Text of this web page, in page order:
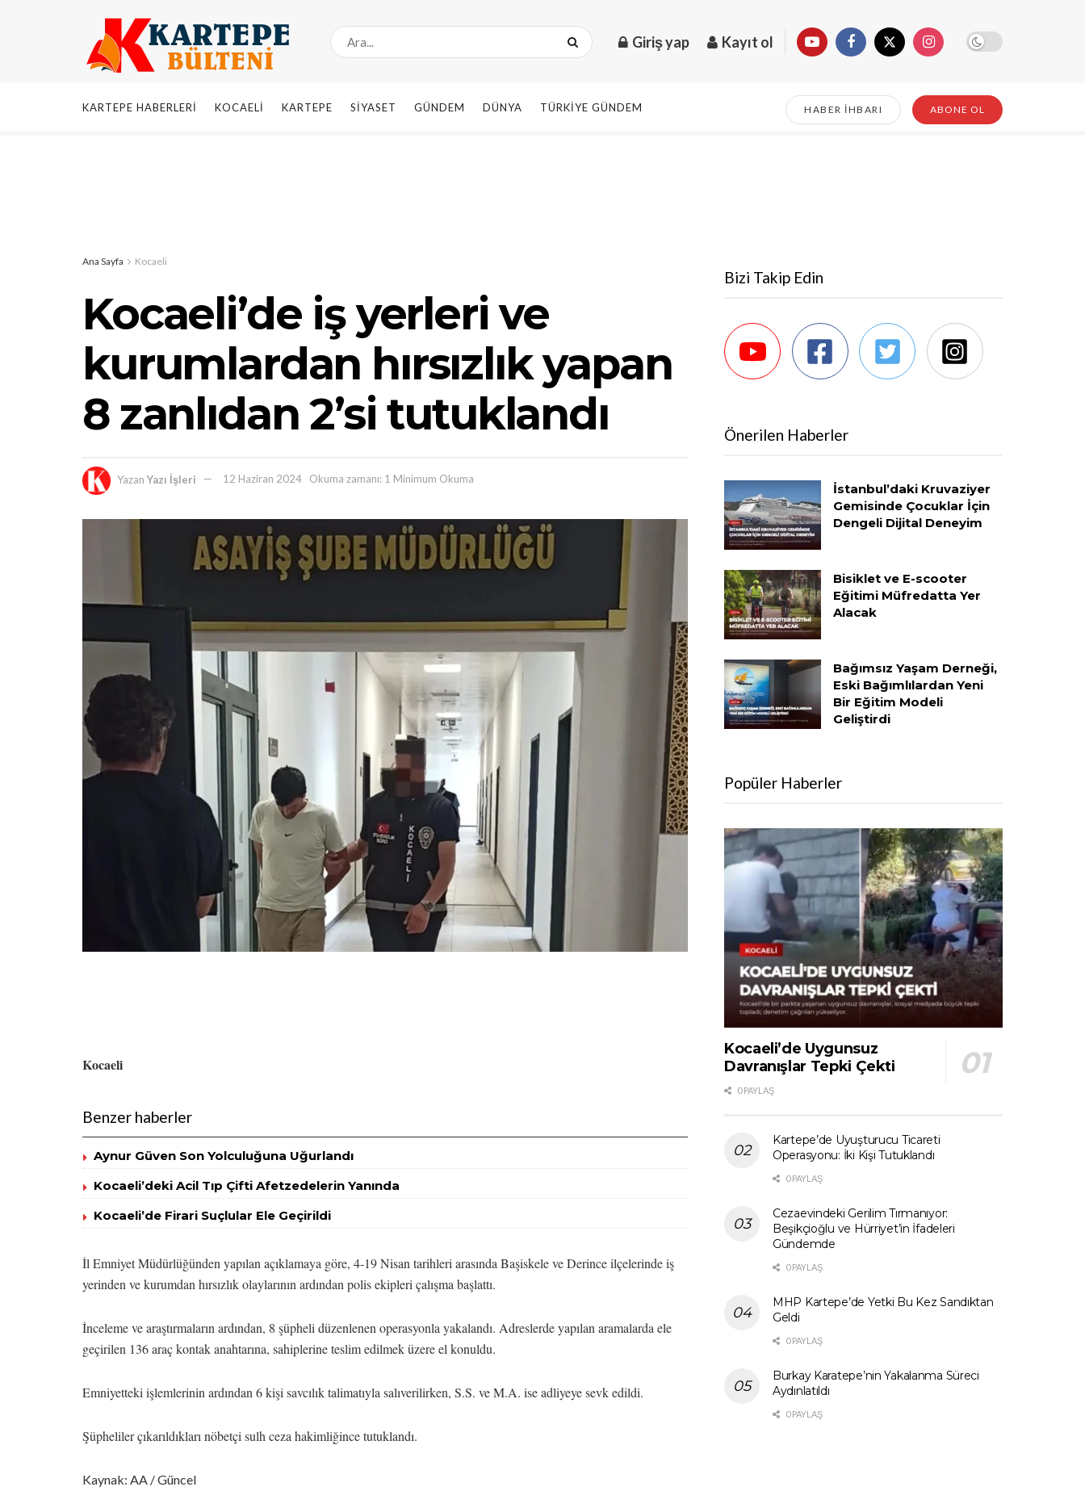
Giriş yap Kayıt ol
KARTEPE HABERLERI KOCAELI KARTEPE SIYASET GÜNDEM DÜNYA TÜRKIYE GÜNDEM HABER İHBARI ABONE OL
Ana Sayfa Kocaeli
Kocaeli’de iş yerleri ve
kurumlardan hırsızlık yapan
8 zanlıdan 2’si tutuklandı
Yazan Yazı İşleri 12 Haziran 2024 Okuma zamanı: 1 Minimum Okuma
Kocaeli
Benzer haberler
Aynur Güven Son Yolculuğuna Uğurlandı
Kocaeli’deki Acil Tıp Çifti Afetzedelerin Yanında
Kocaeli’de Firari Suçlular Ele Geçirildi
İl Emniyet Müdürlüğünden yapılan açıklamaya göre, 4-19 Nisan tarihleri arasında Başiskele ve Derince ilçelerinde iş
yerinden ve kurumdan hırsızlık olaylarının ardından polis ekipleri çalışma başlattı.
İnceleme ve araştırmaların ardından, 8 şüpheli düzenlenen operasyonla yakalandı. Adreslerde yapılan aramalarda ele
geçirilen 136 araç kontak anahtarına, sahiplerine teslim edilmek üzere el konuldu.
Emniyetteki işlemlerinin ardından 6 kişi savcılık talimatıyla salıverilirken, S.S. ve M.A. ise adliyeye sevk edildi.
Şüpheliler çıkarıldıkları nöbetçi sulh ceza hakimliğince tutuklandı.
Kaynak: AA / Güncel
Bizi Takip Edin
Önerilen Haberler
İstanbul’daki Kruvaziyer
Gemisinde Çocuklar İçin
Dengeli Dijital Deneyim
Bisiklet ve E-scooter
Eğitimi Müfredatta Yer
Alacak
Bağımsız Yaşam Derneği,
Eski Bağımlılardan Yeni
Bir Eğitim Modeli
Geliştirdi
Popüler Haberler
Kocaeli’de Uygunsuz
Davranışlar Tepki Çekti
0 PAYLAŞ
Kartepe’de Uyuşturucu Ticareti
Operasyonu: İki Kişi Tutuklandı
0 PAYLAŞ
Cezaevindeki Gerilim Tırmanıyor:
Beşikçioğlu ve Hürriyet’in İfadeleri
Gündemde
0 PAYLAŞ
MHP Kartepe’de Yetki Bu Kez Sandıktan
Geldi
0 PAYLAŞ
Burkay Karatepe’nin Yakalanma Süreci
Aydınlatıldı
0 PAYLAŞ